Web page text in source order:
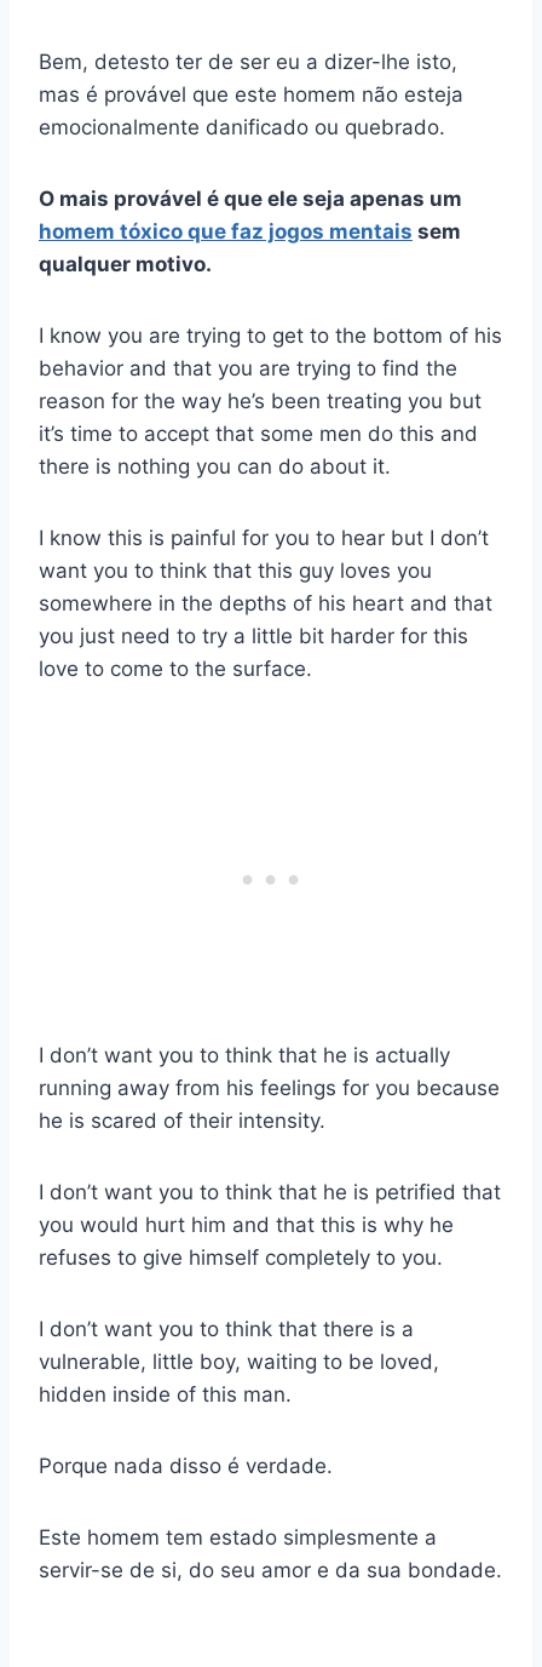
Bem, detesto ter de ser eu a dizer-lhe isto,
mas é provável que este homem não esteja
emocionalmente danificado ou quebrado.
O mais provável é que ele seja apenas um
homem tóxico que faz jogos mentais sem
qualquer motivo.
I know you are trying to get to the bottom of his
behavior and that you are trying to find the
reason for the way he’s been treating you but
it’s time to accept that some men do this and
there is nothing you can do about it.
I know this is painful for you to hear but I don’t
want you to think that this guy loves you
somewhere in the depths of his heart and that
you just need to try a little bit harder for this
love to come to the surface.
I don’t want you to think that he is actually
running away from his feelings for you because
he is scared of their intensity.
I don’t want you to think that he is petrified that
you would hurt him and that this is why he
refuses to give himself completely to you.
I don’t want you to think that there is a
vulnerable, little boy, waiting to be loved,
hidden inside of this man.
Porque nada disso é verdade.
Este homem tem estado simplesmente a
servir-se de si, do seu amor e da sua bondade.